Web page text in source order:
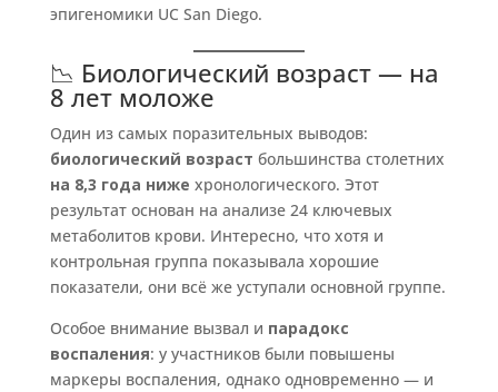
эпигеномики UC San Diego.
📉 Биологический возраст — на
8 лет моложе
Один из самых поразительных выводов:
биологический возраст большинства столетних
на 8,3 года ниже хронологического. Этот
результат основан на анализе 24 ключевых
метаболитов крови. Интересно, что хотя и
контрольная группа показывала хорошие
показатели, они всё же уступали основной группе.
Особое внимание вызвал и парадокс
воспаления: у участников были повышены
маркеры воспаления, однако одновременно — и